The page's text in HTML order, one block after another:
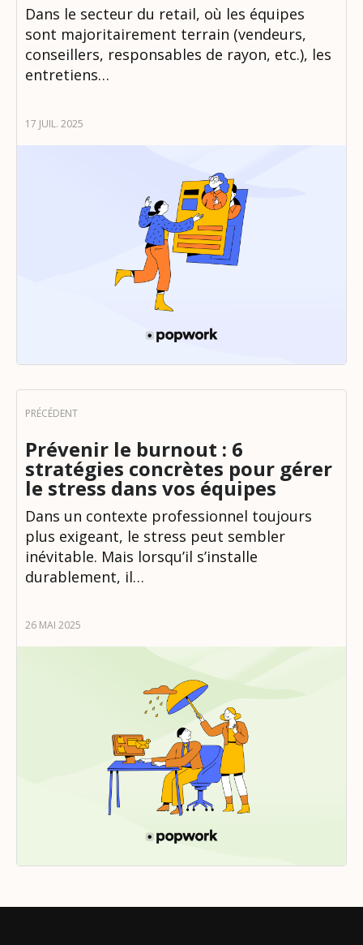
Dans le secteur du retail, où les équipes
sont majoritairement terrain (vendeurs,
conseillers, responsables de rayon, etc.), les
entretiens…
17 JUIL. 2025
Prévenir le burnout : 6
stratégies concrètes pour gérer
le stress dans vos équipes
Dans un contexte professionnel toujours
plus exigeant, le stress peut sembler
inévitable. Mais lorsqu’il s’installe
durablement, il…
26 MAI 2025